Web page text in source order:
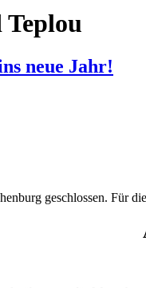
Teplou
neue Jahr!
geschlossen. Für